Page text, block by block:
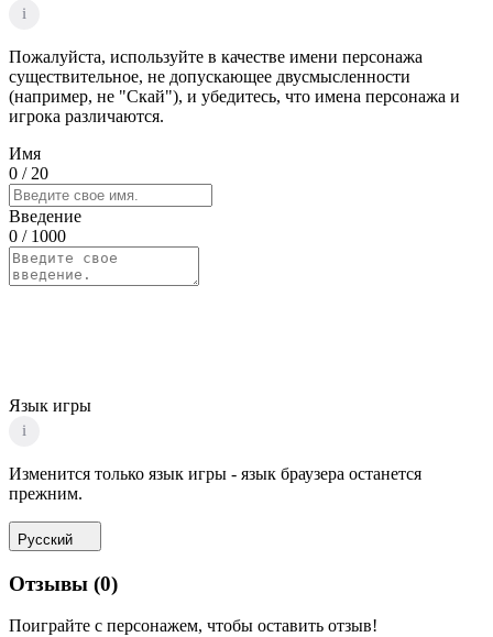
i
Пожалуйста, используйте в качестве имени персонажа
существительное, не допускающее двусмысленности
(например, не "Скай"), и убедитесь, что имена персонажа и
игрока различаются.
Имя
0 / 20
Введение
0 / 1000
Язык игры
i
Изменится только язык игры - язык браузера останется
прежним.
Русский
Отзывы (0)
Поиграйте с персонажем, чтобы оставить отзыв!